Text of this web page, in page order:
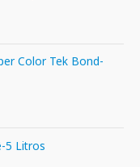
Color Tek Bond-
5 Litros